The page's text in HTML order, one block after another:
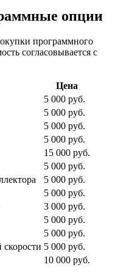
опции
программного
согласовывается с
Цена
5 000 руб.
5 000 руб.
5 000 руб.
5 000 руб.
15 000 руб.
5 000 руб.
5 000 руб.
5 000 руб.
3 000 руб.
5 000 руб.
5 000 руб.
5 000 руб.
10 000 руб.